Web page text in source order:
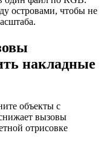
островами, чтобы не
накладные
объекты с
вызовы
отрисовке